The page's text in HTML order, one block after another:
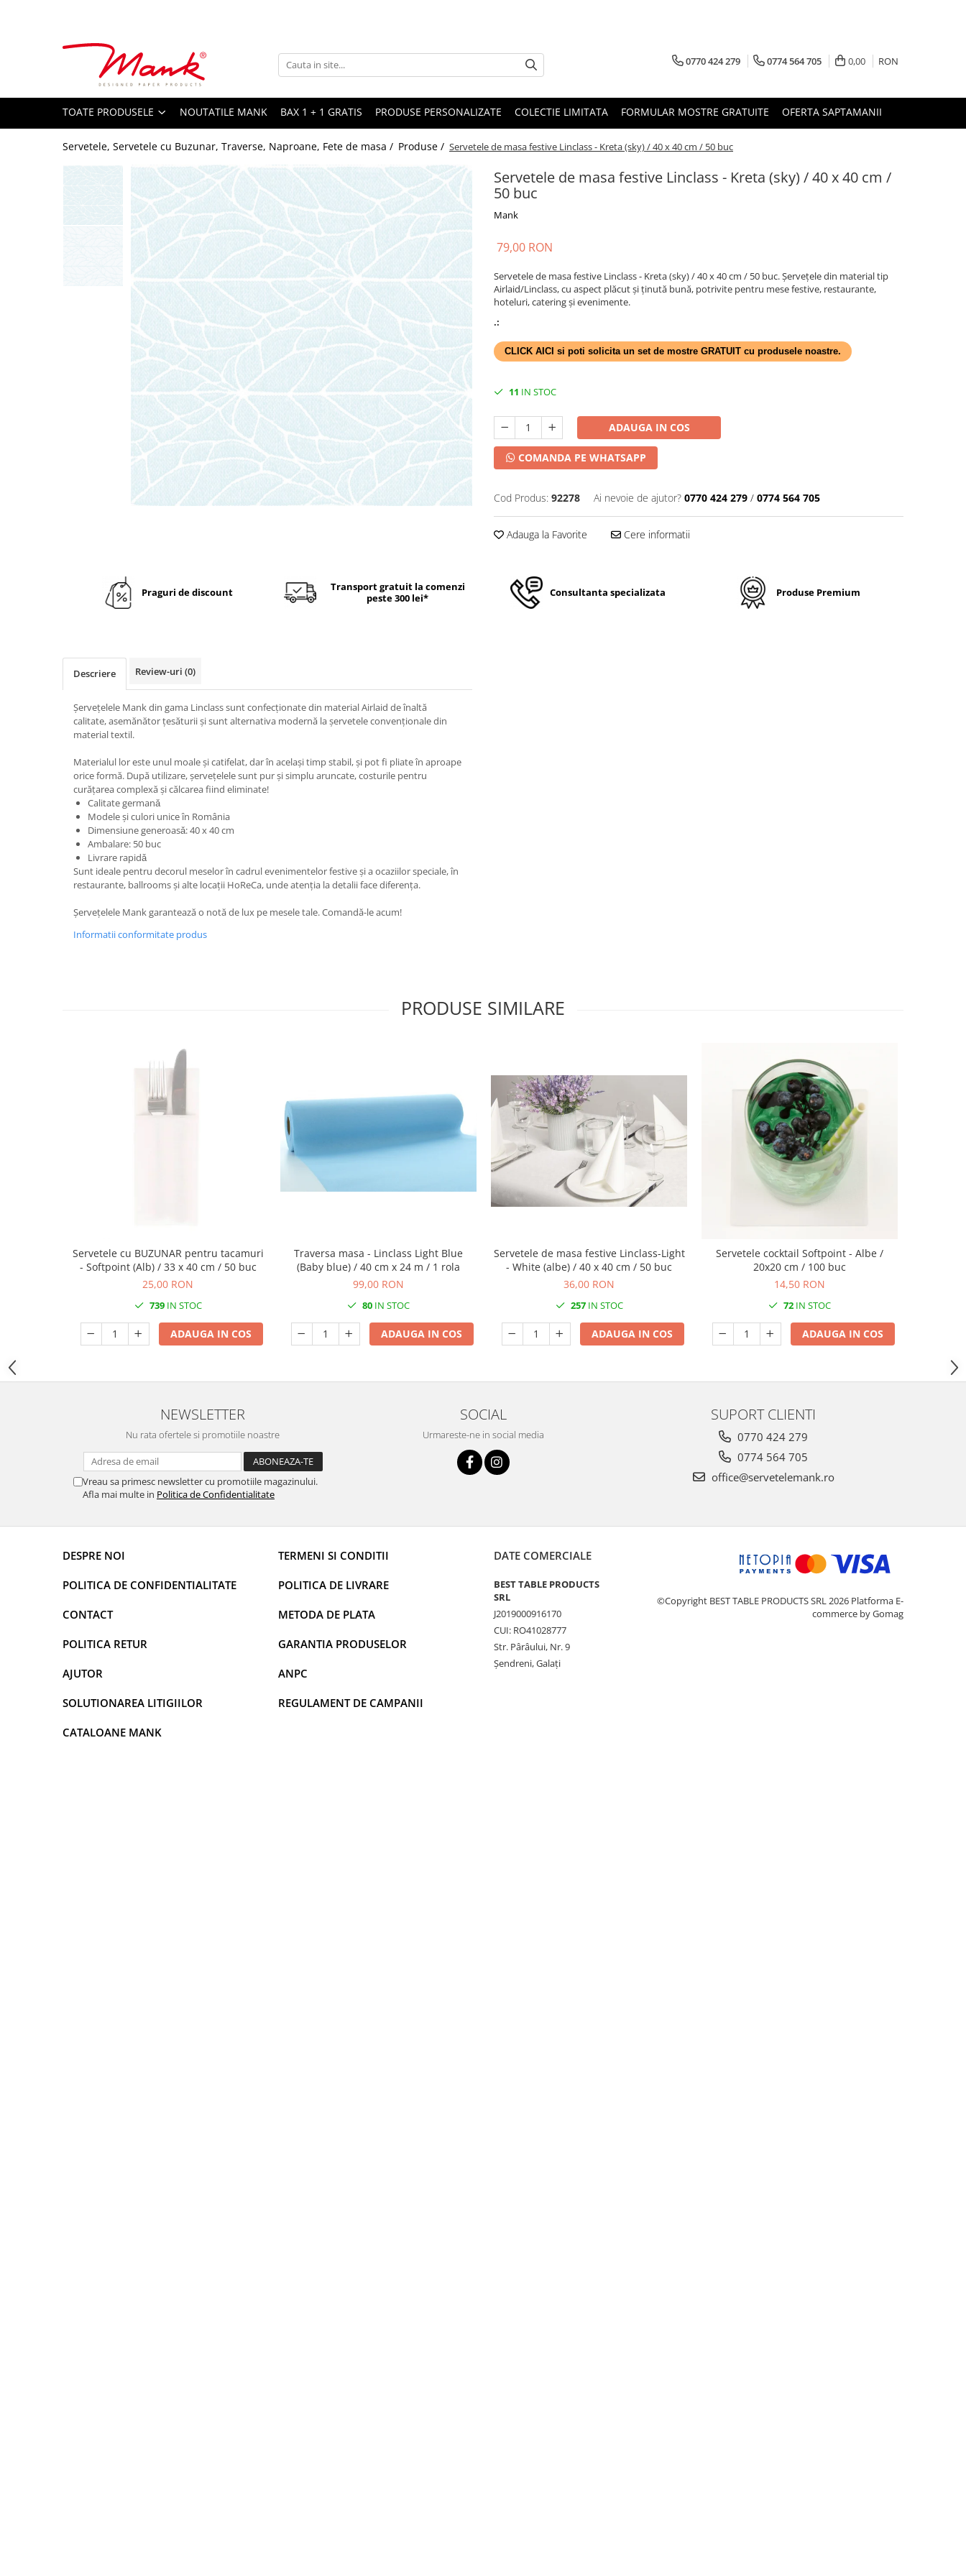
Toate Produsele
IMPRIMEU
SERVETELE FESTIVE
ANIVERSARE SAU BOTEZ
AURIU, ARGINTIU & BRONZ
TEMATICA MARINA - PESCARESTI
VALENTINE'S DAY /DRAGOBETE
SERVETELE CU BUZUNAR TACAMURI
LINCLASS, High Quality
TRAVERSE DE MASA
AURIU, ARGINTIU & BRONZ
Cu IMPRIMEU
NAPROANE MASA
CAPACE, COASTERE & BAVETE
FUSTE MASA BUFET
VESELA PREMIUM UNICA
SPA & WELLNESS
SETURI DE MASA
CUMPARA LA BAX - 1+1 Gratis
DECORURI DE MASA TEMATICE
DECOR NUNTA & LOGODNA
DECOR EVENIMENTE CORPORATE
DECOR ANIVERSARI COPII
DECOR PETRECERI
TEMATICA MARINA
TEMATICA BOTANICA / VEGETALA
TEMATICA ROMANTICA
DECOR 1 & 8 MARTIE
DECOR HALLOWEEN
DECOR ZIUA ROMANIEI
DECOR PRIMAVARA
DECOR VARA
DECOR TOAMNA
TEMATICA CULINARA
DECOR MOS NICOLAE
TEMATICA FLORALA
0770 424 279 0774 564 705 0,00 RON
TOATE PRODUSELE NOUTATILE MANK BAX 1 + 1 GRATIS PRODUSE PERSONALIZATE COLECTIE LIMITATA FORMULAR MOSTRE GRATUITE OFERTA SAPTAMANII
Servetele, Servetele cu Buzunar, Traverse, Naproane, Fete de masa / Produse / Servetele de masa festive Linclass - Kreta (sky) / 40 x 40 cm / 50 buc
Servetele de masa festive Linclass - Kreta (sky) / 40 x 40 cm /
50 buc
Mank
79,00 RON
Servetele de masa festive Linclass - Kreta (sky) / 40 x 40 cm / 50 buc. Șervețele din material tip
Airlaid/Linclass, cu aspect plăcut și ținută bună, potrivite pentru mese festive, restaurante,
hoteluri, catering și evenimente.
.:
CLICK AICI si poti solicita un set de mostre GRATUIT cu produsele noastre.
11 IN STOC
ADAUGA IN COS
COMANDA PE WHATSAPP
Cod Produs: 92278 Ai nevoie de ajutor? 0770 424 279 / 0774 564 705
Adauga la Favorite Cere informatii
Praguri de discount
Transport gratuit la comenzi
peste 300 lei*
Consultanta specializata Produse Premium
Descriere Review-uri (0)
Șervețelele Mank din gama Linclass sunt confecționate din material Airlaid de înaltă
calitate, asemănător țesăturii şi sunt alternativa modernă la șervetele convenționale din
material textil.
Materialul lor este unul moale și catifelat, dar în acelaşi timp stabil, și pot fi pliate în aproape
orice formă. După utilizare, șervețelele sunt pur și simplu aruncate, costurile pentru
curățarea complexă și călcarea fiind eliminate!
Calitate germanǎ
Modele şi culori unice în România
Dimensiune generoasǎ: 40 x 40 cm
Ambalare: 50 buc
Livrare rapidǎ
Sunt ideale pentru decorul meselor în cadrul evenimentelor festive și a ocaziilor speciale, în
restaurante, ballrooms și alte locații HoReCa, unde atenția la detalii face diferența.
Șervețelele Mank garantează o notă de lux pe mesele tale. Comandă-le acum!
Informatii conformitate produs
PRODUSE SIMILARE
Servetele cu BUZUNAR pentru tacamuri
- Softpoint (Alb) / 33 x 40 cm / 50 buc
25,00 RON
739IN STOC
ADAUGA IN COS
Traversa masa - Linclass Light Blue
(Baby blue) / 40 cm x 24 m / 1 rola
99,00 RON
80 IN STOC
ADAUGA IN COS
Servetele de masa festive Linclass-Light
- White (albe) / 40 x 40 cm / 50 buc
36,00 RON
257IN STOC
ADAUGA IN COS
Servetele cocktail Softpoint - Albe /
20x20 cm / 100 buc
14,50 RON
72 IN STOC
ADAUGA IN COS
NEWSLETTER
Nu rata ofertele si promotiile noastre
Vreau sa primesc newsletter cu promotiile magazinului.
Afla mai multe in Politica de Confidentialitate
SOCIAL
Urmareste-ne in social media
SUPORT CLIENTI
0770 424 279
0774 564 705
office@servetelemank.ro
DESPRE NOI
POLITICA DE CONFIDENTIALITATE
CONTACT
POLITICA RETUR
AJUTOR
SOLUTIONAREA LITIGIILOR
CATALOANE MANK
TERMENI SI CONDITII
POLITICA DE LIVRARE
METODA DE PLATA
GARANTIA PRODUSELOR
ANPC
REGULAMENT DE CAMPANII
DATE COMERCIALE
BEST TABLE PRODUCTS
SRL
J2019000916170
CUI: RO41028777
Str. Pârâului, Nr. 9
Șendreni, Galați
©Copyright BEST TABLE PRODUCTS SRL 2026 Platforma E-
commerce by Gomag